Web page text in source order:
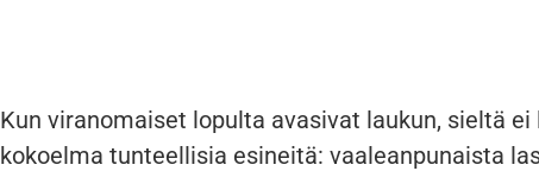
Kun viranomaiset lopulta avasivat laukun, sieltä ei
kokoelma tunteellisia esineitä: vaaleanpunaista